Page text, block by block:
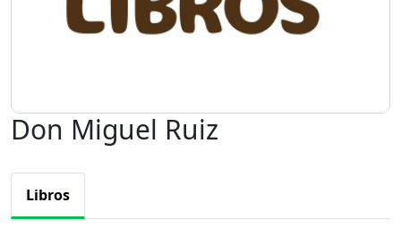
Don Miguel Ruiz
Libros